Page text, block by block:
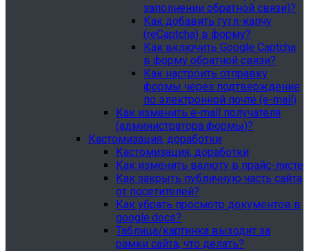
заполнении обратной связи)?
Как добавить гугл-капчу
(reCaptcha) в форму?
Как включить Google Captcha
в форму обратной связи?
Как настроить отправку
формы через подтверждение
по электронной почте (e-mail)
Как изменить e-mail получателя
(администратора формы)?
Кастомизация, доработки
Кастомизация, доработки
Как изменить валюту в прайс-листе
Как закрыть публичную часть сайта
от посетителей?
Как убрать просмотр документов в
google.docs?
Таблица/картинка выходит за
рамки сайта, что делать?